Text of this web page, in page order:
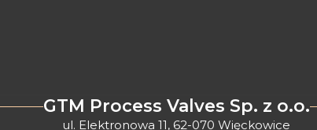
GTM Process Valves Sp. z o.o.
ul. Elektronowa 11, 62-070 Więckowice